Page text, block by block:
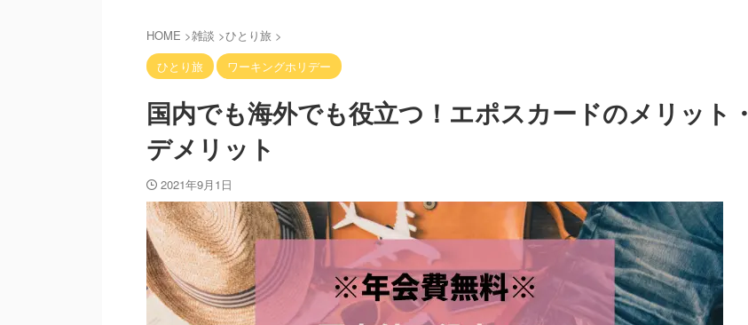
HOME >雑談 >ひとり旅 >
ひとり旅
ワーキングホリデー
国内でも海外でも役立つ！エポスカードのメリット・
デメリット
2021年9月1日